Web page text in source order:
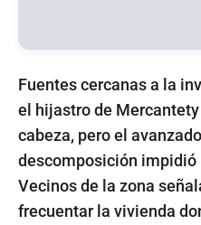
Fuentes cercanas a la
el hijastro de
cabeza, pero el
descomposición
Vecinos de la zona
frecuentar la vivienda